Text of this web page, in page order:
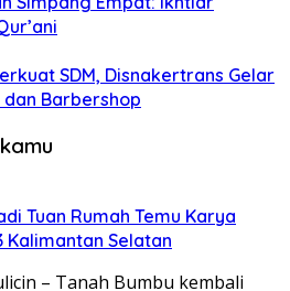
SDM, Disnakertrans Gelar
dan Barbershop
Tuan Rumah Temu Karya
Kalimantan Selatan
– Tanah Bumbu kembali